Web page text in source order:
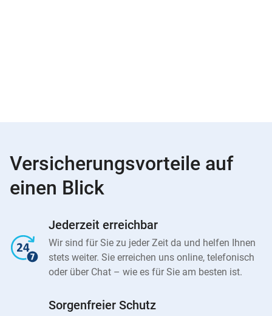
Versicherungsvorteile auf
einen Blick
Jederzeit erreichbar
Wir sind für Sie zu jeder Zeit da und helfen Ihnen
stets weiter. Sie erreichen uns online, telefonisch
oder über Chat – wie es für Sie am besten ist.
Sorgenfreier Schutz